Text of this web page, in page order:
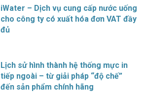
iWater – Dịch vụ cung cấp nước uống
cho công ty có xuất hóa đơn VAT đầy
đủ
Lịch sử hình thành hệ thống mực in
tiếp ngoài – từ giải pháp “độ chế”
đến sản phẩm chính hãng